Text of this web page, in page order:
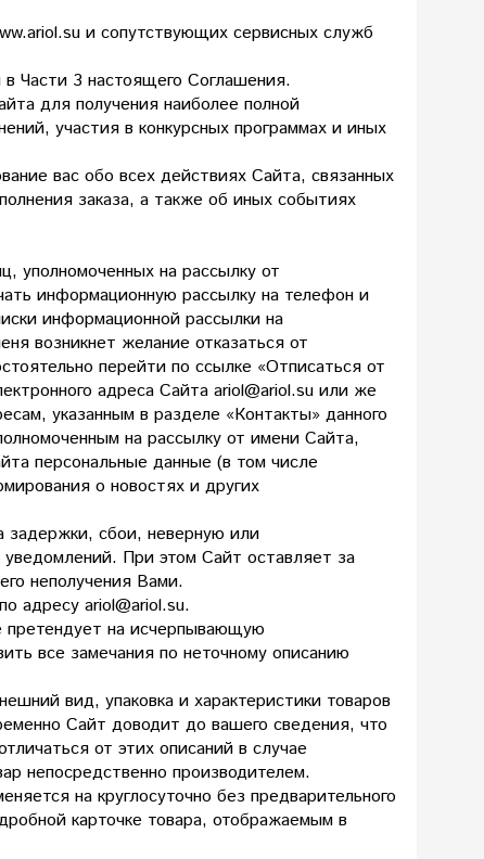
и сопутствующих сервисных служб
Части 3 настоящего Соглашения.
для получения наиболее полной
участия в конкурсных программах и иных
вас обо всех действиях Сайта, связанных
заказа, а также об иных событиях
уполномоченных на рассылку от
информационную рассылку на телефон и
информационной рассылки на
возникнет желание отказаться от
перейти по ссылке «Отписаться от
адреса Сайта ariol@ariol.su или же
указанным в разделе «Контакты» данного
на рассылку от имени Сайта,
персональные данные (в том числе
о новостях и других
задержки, сбои, неверную или
уведомлений. При этом Сайт оставляет за
неполучения Вами.
адресу ariol@ariol.su.
на исчерпывающую
все замечания по неточному описанию
вид, упаковка и характеристики товаров
Сайт доводит до вашего сведения, что
от этих описаний в случае
непосредственно производителем.
на круглосуточно без предварительного
карточке товара, отображаемым в